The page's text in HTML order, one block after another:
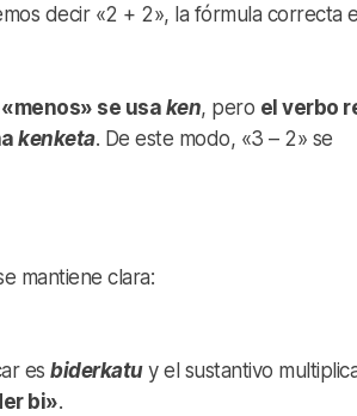
decir «2 + 2», la fórmula correcta
se usa ken, pero el verbo
kenketa. De este modo, «3 – 2» se
mantiene clara:
es biderkatuy el sustantivo
bi».